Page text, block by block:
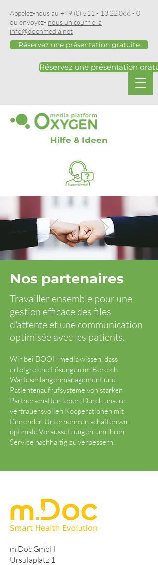
Appelez-nous au +49 (0) 511 - 13 22 066 - 0
ou envoyez- nous un courriel à
info@doohmedia.net
Réservez une présentation gratuite
Réservez une présentation
Hilfe & Ideen
Nos partenaires
Travailler ensemble pour une
gestion efficace des files
d'attente et une communication
optimisée avec les patients.
Wir bei DOOH media wissen, dass
erfolgreiche Lösungen im Bereich
Warteschlangenmanagement und
Patientenaufrufsysteme von starken
Partnerschaften leben. Durch unsere
vertrauensvollen Kooperationen mit
führenden Unternehmen schaffen wir
optimale Voraussetzungen, um Ihren
Service nachhaltig zu verbessern.
m.Doc GmbH
Ursulaplatz 1